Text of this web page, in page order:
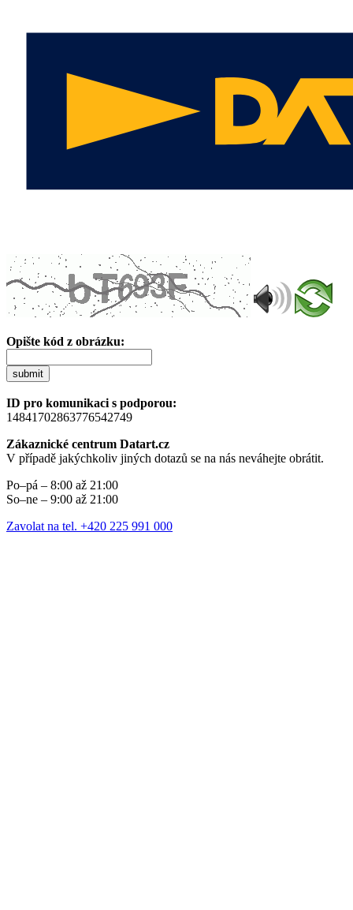
Opište kód z obrázku:
submit
ID pro komunikaci s podporou:
14841702863776542749
Zákaznické centrum Datart.cz
V případě jakýchkoliv jiných dotazů se na nás neváhejte obrátit.
Po–pá – 8:00 až 21:00
So–ne – 9:00 až 21:00
Zavolat na tel. +420 225 991 000